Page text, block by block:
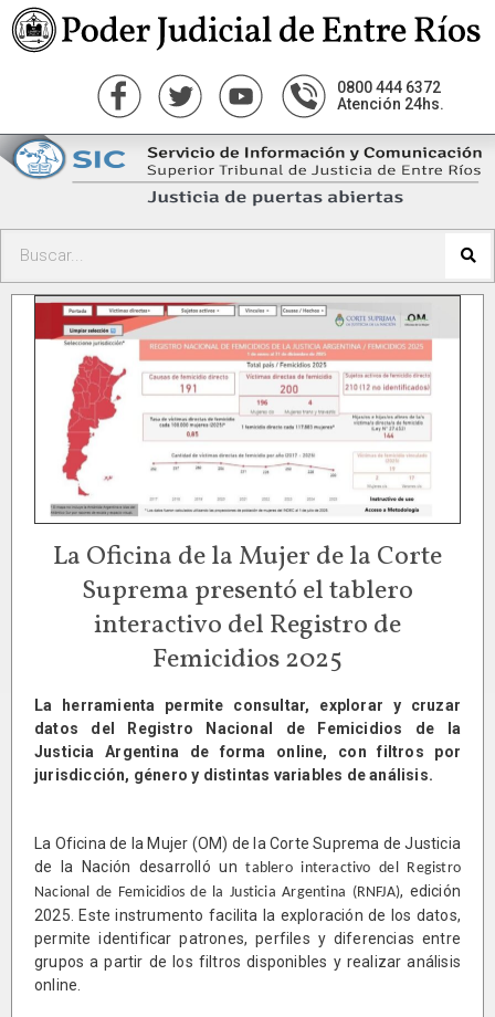
0800 444 6372
Atención 24hs.
La Oficina de la Mujer de la Corte
Suprema presentó el tablero
interactivo del Registro de
Femicidios 2025
La herramienta permite consultar, explorar y cruzar
datos del Registro Nacional de Femicidios de la
Justicia Argentina de forma online, con filtros por
jurisdicción, género y distintas variables de análisis.
La Oficina de la Mujer (OM) de la Corte Suprema de Justicia
de la Nación desarrolló untablero interactivo del Registro
Nacional de Femicidios de la Justicia Argentina (RNFJA), edición
2025. Este instrumento facilita la exploración de los datos,
permite identificar patrones, perfiles y diferencias entre
grupos a partir de los filtros disponibles y realizar análisis
online.